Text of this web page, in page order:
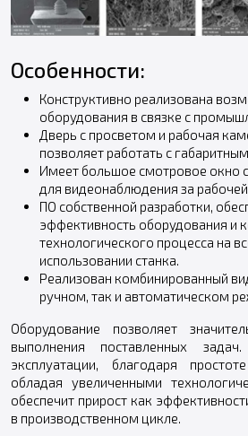
Особенности:
Конструктивно реализована
оборудования в связке с
Дверь с просветом и рабочая
позволяет работать с
Имеет большое смотровое окно
для видеонаблюдения за
ПО собственной разработки,
эффективность оборудования и
технологического процесса на
использовании станка.
Реализован комбинированный
ручном, так и автоматическом
Оборудование позволяет
выполнения поставленных
эксплуатации, благодаря
обладая увеличенными
обеспечит прирост как
в производственном цикле.